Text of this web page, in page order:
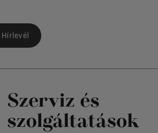
Hírlevél
Szerviz és
szolgáltatások